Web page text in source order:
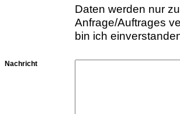
Daten werden nur
Anfrage/Auftrages
bin ich
Nachricht